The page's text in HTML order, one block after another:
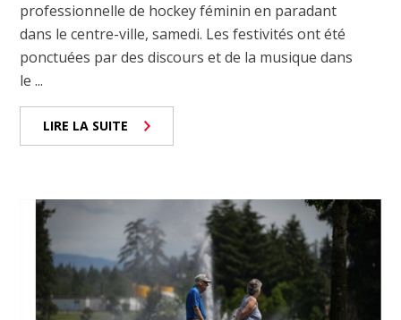
professionnelle de hockey féminin en paradant
dans le centre-ville, samedi. Les festivités ont été
ponctuées par des discours et de la musique dans
le ...
LIRE LA SUITE